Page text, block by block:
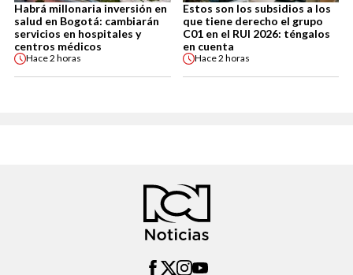
Habrá millonaria inversión en
salud en Bogotá: cambiarán
servicios en hospitales y
centros médicos
Hace2 horas
Estos son los subsidios a los
que tiene derecho el grupo
C01 en el RUI 2026: téngalos
en cuenta
Hace2 horas